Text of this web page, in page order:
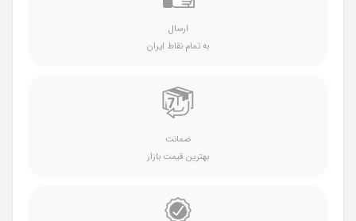
ارسال
به تمام نقاط ایران
ضمانت
بهترین قیمت بازار